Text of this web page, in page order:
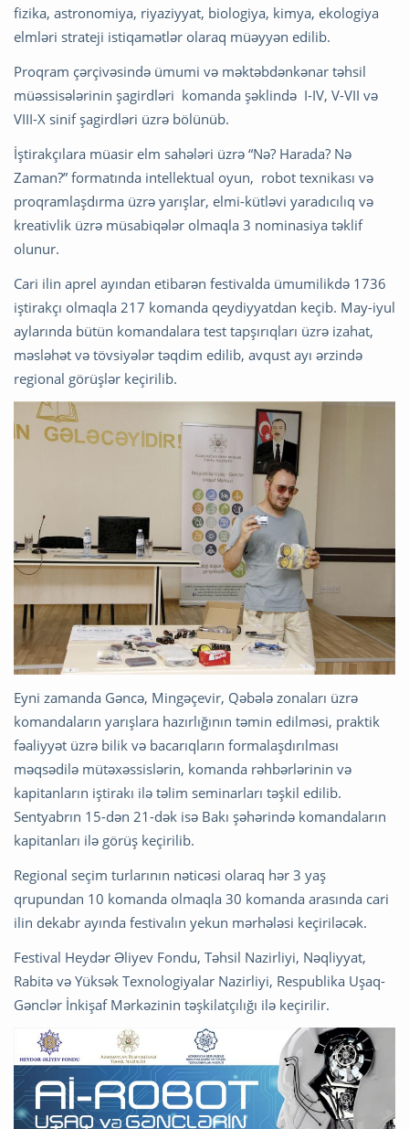
fizika, astronomiya, riyaziyyat, biologiya, kimya, ekologiya
elmləri strateji istiqamətlər olaraq müəyyən edilib.
Proqram çərçivəsində ümumi və məktəbdənkənar təhsil
müəssisələrinin şagirdləri komanda şəklində I-IV, V-VII və
VIII-X sinif şagirdləri üzrə bölünüb.
İştirakçılara müasir elm sahələri üzrə “Nə? Harada? Nə
Zaman?” formatında intellektual oyun, robot texnikası və
proqramlaşdırma üzrə yarışlar, elmi-kütləvi yaradıcılıq və
kreativlik üzrə müsabiqələr olmaqla 3 nominasiya təklif
olunur.
Cari ilin aprel ayından etibarən festivalda ümumilikdə 1736
iştirakçı olmaqla 217 komanda qeydiyyatdan keçib. May-iyul
aylarında bütün komandalara test tapşırıqları üzrə izahat,
məsləhət və tövsiyələr təqdim edilib, avqust ayı ərzində
regional görüşlər keçirilib.
Eyni zamanda Gəncə, Mingəçevir, Qəbələ zonaları üzrə
komandaların yarışlara hazırlığının təmin edilməsi, praktik
fəaliyyət üzrə bilik və bacarıqların formalaşdırılması
məqsədilə mütəxəssislərin, komanda rəhbərlərinin və
kapitanların iştirakı ilə təlim seminarları təşkil edilib.
Sentyabrın 15-dən 21-dək isə Bakı şəhərində komandaların
kapitanları ilə görüş keçirilib.
Regional seçim turlarının nəticəsi olaraq hər 3 yaş
qrupundan 10 komanda olmaqla 30 komanda arasında cari
ilin dekabr ayında festivalın yekun mərhələsi keçiriləcək.
Festival Heydər Əliyev Fondu, Təhsil Nazirliyi, Nəqliyyat,
Rabitə və Yüksək Texnologiyalar Nazirliyi, Respublika Uşaq-
Gənclər İnkişaf Mərkəzinin təşkilatçılığı ilə keçirilir.